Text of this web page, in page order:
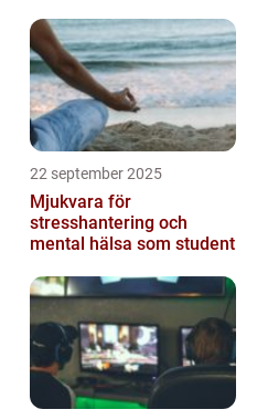
22 september 2025
Mjukvara för
stresshantering och
mental hälsa som student